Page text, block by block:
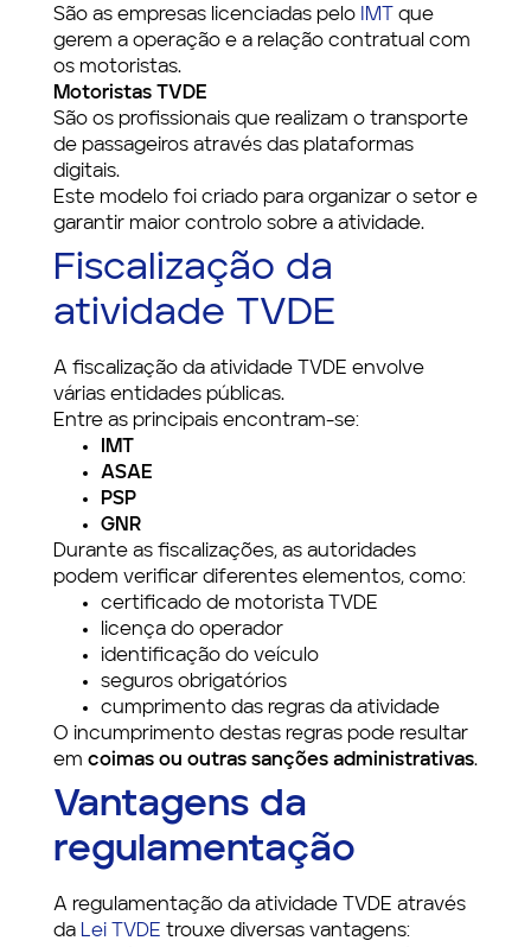
São as empresas licenciadas pelo
IMT
que
gerem a operação e a relação contratual com
os motoristas.
Motoristas TVDE
São os profissionais que realizam o transporte
de passageiros através das plataformas
digitais.
Este modelo foi criado para organizar o setor e
garantir maior controlo sobre a atividade.
Fiscalização da
atividade TVDE
A fiscalização da atividade TVDE envolve
várias entidades públicas.
Entre as principais encontram-se:
IMT
ASAE
PSP
GNR
Durante as fiscalizações, as autoridades
podem verificar diferentes elementos, como:
certificado de motorista TVDE
licença do operador
identificação do veículo
seguros obrigatórios
cumprimento das regras da atividade
O incumprimento destas regras pode resultar
em coimas ou outras sanções administrativas.
Vantagens da
regulamentação
A regulamentação da atividade TVDE através
da Lei TVDE trouxe diversas vantagens: